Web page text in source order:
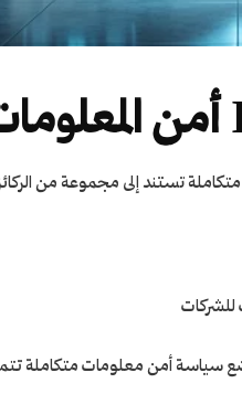
تستند إلى مجموعة من
سياسة أمن معلومات متكاملة